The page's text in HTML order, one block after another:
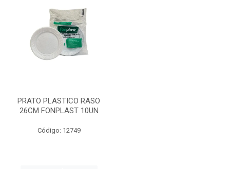
PRATO PLASTICO RASO
26CM FONPLAST 10UN
Código: 12749